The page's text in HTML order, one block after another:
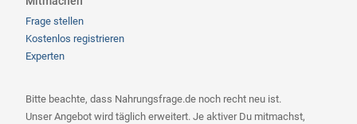
Frage stellen
Kostenlos registrieren
Experten
Bitte beachte, dass Nahrungsfrage.de noch recht neu ist.
Unser Angebot wird täglich erweitert. Je aktiver Du mitmachst,